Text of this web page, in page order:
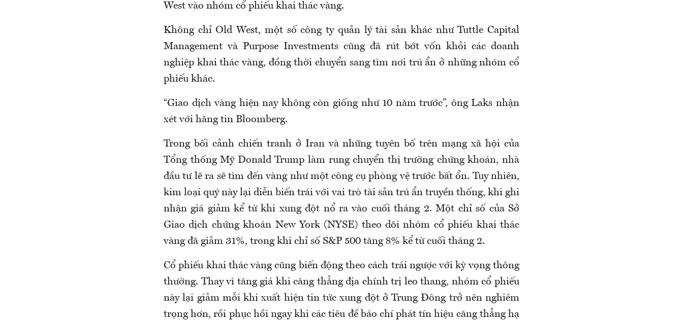
West vào nhóm cổ phiếu khai thác vàng.
Không chỉ Old West, một số công ty quản lý tài sản khác như Tuttle Capital
Management và Purpose Investments cũng đã rút bớt vốn khỏi các doanh
nghiệp khai thác vàng, đồng thời chuyển sang tìm nơi trú ẩn ở những nhóm cổ
phiếu khác.
“Giao dịch vàng hiện nay không còn giống như 10 năm trước”, ông Laks nhận
xét với hãng tin Bloomberg.
Trong bối cảnh chiến tranh ở Iran và những tuyên bố trên mạng xã hội của
Tổng thống Mỹ Donald Trump làm rung chuyển thị trường chứng khoán, nhà
đầu tư lẽ ra sẽ tìm đến vàng như một công cụ phòng vệ trước bất ổn. Tuy nhiên,
kim loại quý này lại diễn biến trái với vai trò tài sản trú ẩn truyền thống, khi ghi
nhận giá giảm kể từ khi xung đột nổ ra vào cuối tháng 2. Một chỉ số của Sở
Giao dịch chứng khoán New York (NYSE) theo dõi nhóm cổ phiếu khai thác
vàng đã giảm 31%, trong khi chỉ số S&P 500 tăng 8% kể từ cuối tháng 2.
Cổ phiếu khai thác vàng cũng biến động theo cách trái ngược với kỳ vọng thông
thường. Thay vì tăng giá khi căng thẳng địa chính trị leo thang, nhóm cổ phiếu
này lại giảm mỗi khi xuất hiện tin tức xung đột ở Trung Đông trở nên nghiêm
trọng hơn, rồi phục hồi ngay khi các tiêu đề báo chí phát tín hiệu căng thẳng hạ